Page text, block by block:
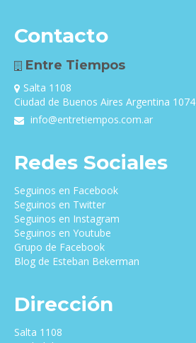
Contacto
Entre Tiempos
Salta 1108
Ciudad de Buenos Aires Argentina 1074
info@entretiempos.com.ar
Redes Sociales
Seguinos en Facebook
Seguinos en Twitter
Seguinos en Instagram
Seguinos en Youtube
Grupo de Facebook
Blog de Esteban Bekerman
Dirección
Salta 1108